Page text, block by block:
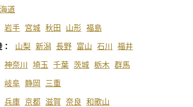
道
岩手 宮城 秋田 山形 福島
山梨 新潟 長野 富山 石川 福井
神奈川 埼玉 千葉 茨城 栃木 群馬
岐阜 静岡
三重
兵庫 京都 滋賀 奈良 和歌山